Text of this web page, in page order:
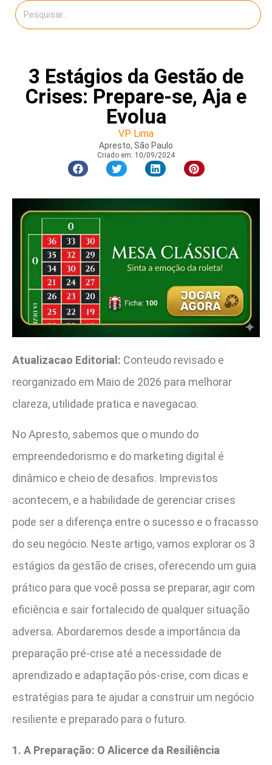
3 Estágios da Gestão de
Crises: Prepare-se, Aja e
Evolua
VP Lima
Apresto, São Paulo
Criado em: 10/09/2024
Atualizacao Editorial: Conteudo revisado e
reorganizado em Maio de 2026 para melhorar
clareza, utilidade pratica e navegacao.
No Apresto, sabemos que o mundo do
empreendedorismo e do marketing digital é
dinâmico e cheio de desafios. Imprevistos
acontecem, e a habilidade de gerenciar crises
pode ser a diferença entre o sucesso e o fracasso
do seu negócio. Neste artigo, vamos explorar os 3
estágios da gestão de crises, oferecendo um guia
prático para que você possa se preparar, agir com
eficiência e sair fortalecido de qualquer situação
adversa. Abordaremos desde a importância da
preparação pré-crise até a necessidade de
aprendizado e adaptação pós-crise, com dicas e
estratégias para te ajudar a construir um negócio
resiliente e preparado para o futuro.
1. A Preparação: O Alicerce da Resiliência